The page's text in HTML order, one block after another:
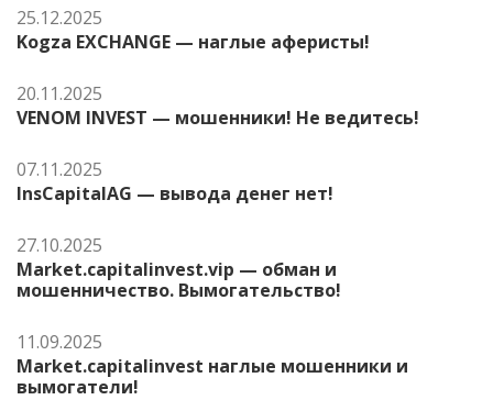
25.12.2025
Kogza EXCHANGE — наглые аферисты!
20.11.2025
VENOM INVEST — мошенники! Не ведитесь!
07.11.2025
InsCapitalAG — вывода денег нет!
27.10.2025
Market.capitalinvest.vip — обман и
мошенничество. Вымогательство!
11.09.2025
Market.capitalinvest наглые мошенники и
вымогатели!